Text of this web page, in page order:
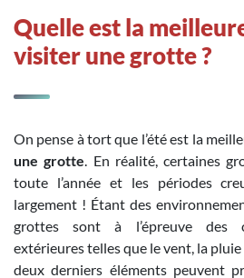
Quelle est la
visiter une grotte ?
On pense à tort que l’été est la
une grotte . En réalité, certaines
toute l’année et les périodes
largement ! Étant des
grottes sont à l’épreuve des
extérieures telles que le vent, la pluie
deux derniers éléments peuvent